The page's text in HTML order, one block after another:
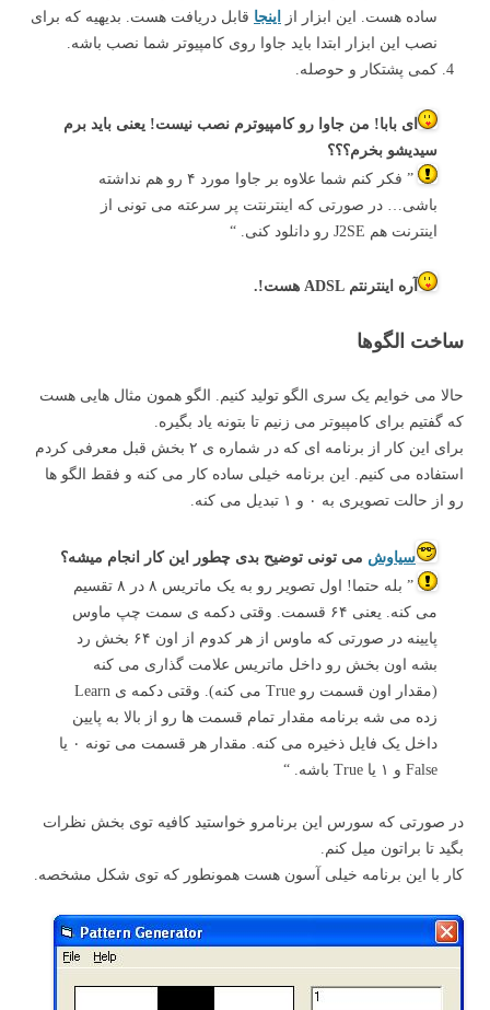
ساده هست. این ابزار از
اینجا قابل دریافت هست. بدیهیه که برای
نصب این ابزار ابتدا باید جاوا روی کامپیوتر شما نصب باشه.
کمی پشتکار و حوصله.
ای بابا! من جاوا رو کامپیوترم نصب نیست! یعنی باید برم
سیدیشو بخرم؟؟؟
” فکر کنم شما علاوه بر جاوا مورد ۴ رو هم نداشته
باشی… در صورتی که اینترنتت پر سرعته می تونی از
اینترنت هم J2SE رو دانلود کنی. “
آره اینترنتم ADSL هست!.
ساخت الگوها
حالا می خوایم یک سری الگو تولید کنیم. الگو همون مثال هایی هست
که گفتیم برای کامپیوتر می زنیم تا بتونه یاد بگیره.
برای این کار از برنامه ای که در شماره ی ۲ بخش قبل معرفی کردم
استفاده می کنیم. این برنامه خیلی ساده کار می کنه و فقط الگو ها
رو از حالت تصویری به ۰ و ۱ تبدیل می کنه.
سیاوش می تونی توضیح بدی چطور این کار انجام میشه؟
” بله حتما! اول تصویر رو به یک ماتریس ۸ در ۸ تقسیم
می کنه. یعنی ۶۴ قسمت. وقتی دکمه ی سمت چپ ماوس
پایینه در صورتی که ماوس از هر کدوم از اون ۶۴ بخش رد
بشه اون بخش رو داخل ماتریس علامت گذاری می کنه
(مقدار اون قسمت رو True می کنه). وقتی دکمه ی Learn
زده می شه برنامه مقدار تمام قسمت ها رو از بالا به پایین
داخل یک فایل ذخیره می کنه. مقدار هر قسمت می تونه ۰ یا
False و ۱ یا True باشه. “
در صورتی که سورس این برنامرو خواستید کافیه توی بخش نظرات
بگید تا براتون میل کنم.
کار با این برنامه خیلی آسون هست همونطور که توی شکل مشخصه.